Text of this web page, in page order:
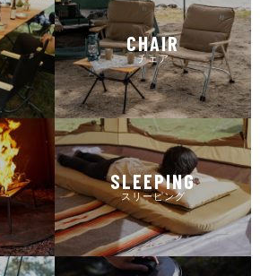
CHAIR
チェア
SLEEPING
スリーピング